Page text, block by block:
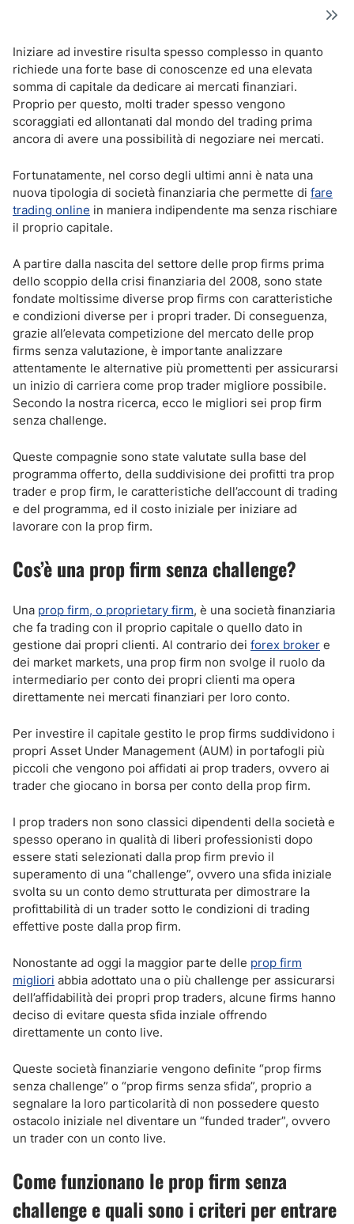
Iniziare ad investire risulta spesso complesso in quanto
richiede una forte base di conoscenze ed una elevata
somma di capitale da dedicare ai mercati finanziari.
Proprio per questo, molti trader spesso vengono
scoraggiati ed allontanati dal mondo del trading prima
ancora di avere una possibilità di negoziare nei mercati.
Fortunatamente, nel corso degli ultimi anni è nata una
nuova tipologia di società finanziaria che permette di fare
trading online in maniera indipendente ma senza rischiare
il proprio capitale.
A partire dalla nascita del settore delle prop firms prima
dello scoppio della crisi finanziaria del 2008, sono state
fondate moltissime diverse prop firms con caratteristiche
e condizioni diverse per i propri trader. Di conseguenza,
grazie all’elevata competizione del mercato delle prop
firms senza valutazione, è importante analizzare
attentamente le alternative più promettenti per assicurarsi
un inizio di carriera come prop trader migliore possibile.
Secondo la nostra ricerca, ecco le migliori sei prop firm
senza challenge.
Queste compagnie sono state valutate sulla base del
programma offerto, della suddivisione dei profitti tra prop
trader e prop firm, le caratteristiche dell’account di trading
e del programma, ed il costo iniziale per iniziare ad
lavorare con la prop firm.
Cos’è una prop firm senza challenge?
Una prop firm, o proprietary firm, è una società finanziaria
che fa trading con il proprio capitale o quello dato in
gestione dai propri clienti. Al contrario dei forex broker e
dei market markets, una prop firm non svolge il ruolo da
intermediario per conto dei propri clienti ma opera
direttamente nei mercati finanziari per loro conto.
Per investire il capitale gestito le prop firms suddividono i
propri Asset Under Management (AUM) in portafogli più
piccoli che vengono poi affidati ai prop traders, ovvero ai
trader che giocano in borsa per conto della prop firm.
I prop traders non sono classici dipendenti della società e
spesso operano in qualità di liberi professionisti dopo
essere stati selezionati dalla prop firm previo il
superamento di una “challenge”, ovvero una sfida iniziale
svolta su un conto demo strutturata per dimostrare la
profittabilità di un trader sotto le condizioni di trading
effettive poste dalla prop firm.
Nonostante ad oggi la maggior parte delle prop firm
migliori abbia adottato una o più challenge per assicurarsi
dell’affidabilità dei propri prop traders, alcune firms hanno
deciso di evitare questa sfida inziale offrendo
direttamente un conto live.
Queste società finanziarie vengono definite “prop firms
senza challenge” o “prop firms senza sfida”, proprio a
segnalare la loro particolarità di non possedere questo
ostacolo iniziale nel diventare un “funded trader”, ovvero
un trader con un conto live.
Come funzionano le prop firm senza
challenge e quali sono i criteri per entrare